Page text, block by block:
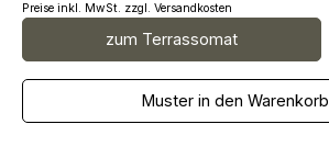
Preise inkl. MwSt. zzgl. Versandkosten
zum Terrassomat
Muster in den Warenkorb